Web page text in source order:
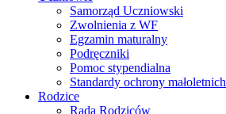
Samorząd Uczniowski
Zwolnienia z WF
Egzamin maturalny
Podręczniki
Pomoc stypendialna
Standardy ochrony małoletnich
Rodzice
Rada Rodziców